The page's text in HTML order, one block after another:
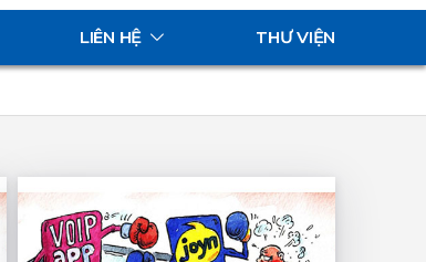
LIÊN HỆ THƯ VIỆN